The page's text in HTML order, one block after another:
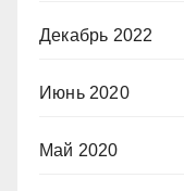
Декабрь 2022
Июнь 2020
Май 2020